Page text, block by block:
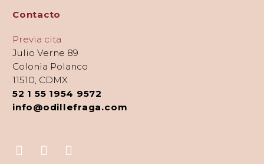
Contacto
Previa cita
Julio Verne 89
Colonia Polanco
11510, CDMX
52 1 55 1954 9572
info@odillefraga.com